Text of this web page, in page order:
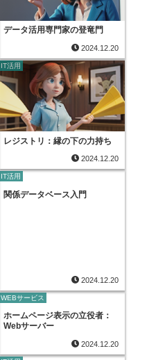
データ活用専門家の登竜門
2024.12.20
IT活用
レジストリ：縁の下の力持ち
2024.12.20
IT活用
関係データベース入門
2024.12.20
WEBサービス
ホームページ表示の立役者：
Webサーバー
2024.12.20